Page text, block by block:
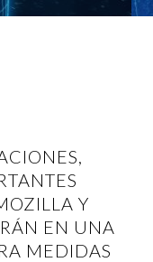
Y
EN UNA
MEDIDAS